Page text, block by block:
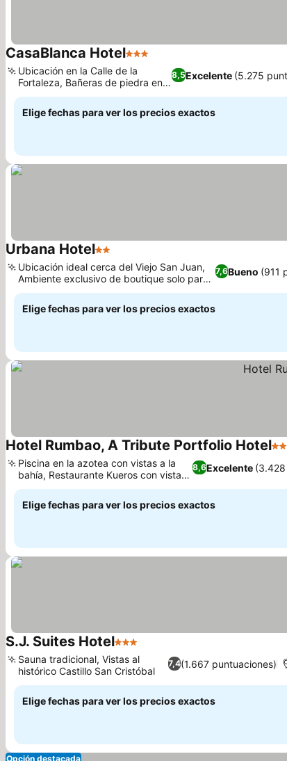
CasaBlanca Hotel3 Estrellas
8,5Excelente (5.275
Ubicación en la Calle de la
Fortaleza, Bañeras de piedra en
la azotea
Elige fechas para ver los precios exactos
Urbana Hotel2 Estrellas
7,6Bueno (911
Ubicación ideal cerca del Viejo San Juan,
Ambiente exclusivo de boutique solo para
adultos
Elige fechas para ver los precios exactos
Hotel Rumbao, A Tribute Portfolio Hotel4
8,6Excelente
Piscina en la azotea con vistas a la
bahía, Restaurante Kueros con vistas
a la bahía
Elige fechas para ver los precios exactos
S.J. Suites Hotel3 Estrellas
7,4(1.667 puntuaciones)
Sauna tradicional, Vistas al
histórico Castillo San Cristóbal
Elige fechas para ver los precios exactos
Opción destacada